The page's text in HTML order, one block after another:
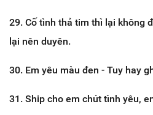
29. Cố tình thả tim thì lại không
lại nên duyên.
30. Em yêu màu đen - Tuy hay
31. Ship cho em chút tình yêu,